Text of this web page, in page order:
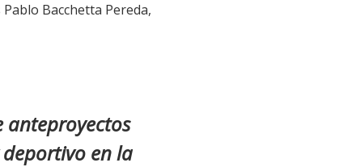
Bacchetta Pereda,
en la